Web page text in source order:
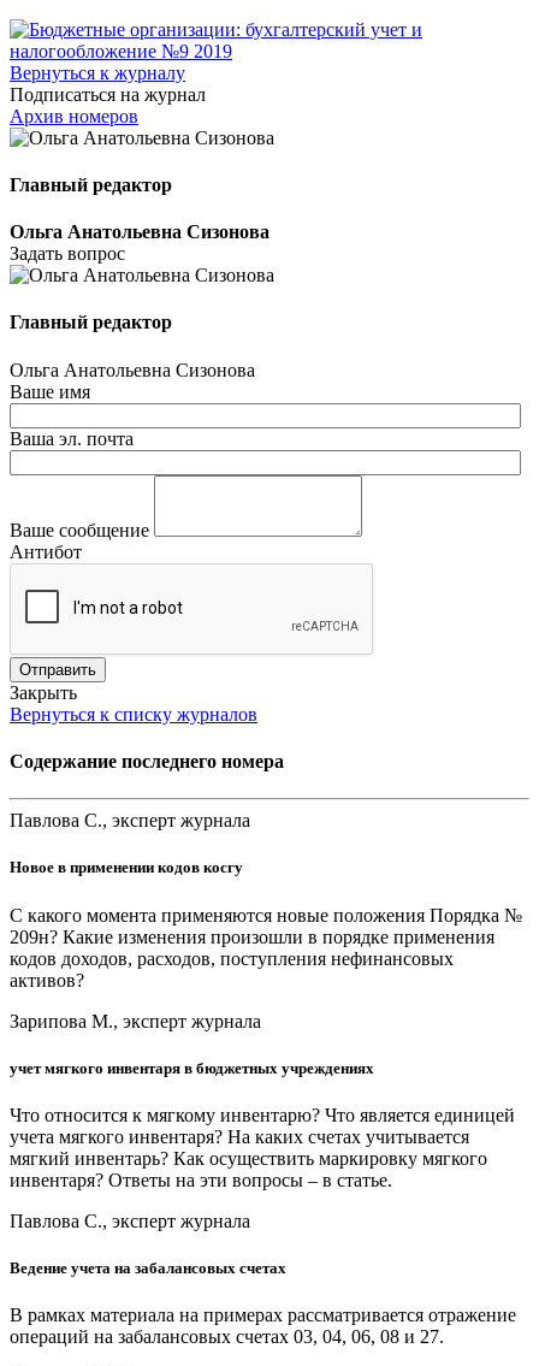
Вернуться к журналу
Подписаться на журнал
Архив номеров
Главный редактор
Ольга Анатольевна Сизонова
Задать вопрос
Главный редактор
Ольга Анатольевна Сизонова
Ваше имя
Ваша эл. почта
Ваше сообщение
Антибот
Отправить
Закрыть
Вернуться к списку журналов
Содержание последнего номера
Павлова С., эксперт журнала
Новое в применении кодов косгу
С какого момента применяются новые положения Порядка №
209н? Какие изменения произошли в порядке применения
кодов доходов, расходов, поступления нефинансовых
активов?
Зарипова М., эксперт журнала
учет мягкого инвентаря в бюджетных учреждениях
Что относится к мягкому инвентарю? Что является единицей
учета мягкого инвентаря? На каких счетах учитывается
мягкий инвентарь? Как осуществить маркировку мягкого
инвентаря? Ответы на эти вопросы – в статье.
Павлова С., эксперт журнала
Ведение учета на забалансовых счетах
В рамках материала на примерах рассматривается отражение
операций на забалансовых счетах 03, 04, 06, 08 и 27.